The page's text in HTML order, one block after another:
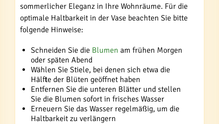
sommerlicher Eleganz in Ihre Wohnräume. Für die
optimale Haltbarkeit in der Vase beachten Sie bitte
folgende Hinweise:
Schneiden Sie die Blumen am frühen Morgen
oder späten Abend
Wählen Sie Stiele, bei denen sich etwa die
Hälfte der Blüten geöffnet haben
Entfernen Sie die unteren Blätter und stellen
Sie die Blumen sofort in frisches Wasser
Erneuern Sie das Wasser regelmäßig, um die
Haltbarkeit zu verlängern